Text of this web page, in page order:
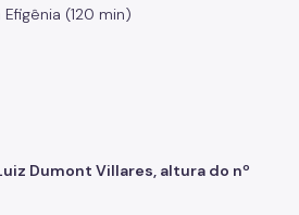
(120 min)
Luiz Dumont Villares, altura do nº